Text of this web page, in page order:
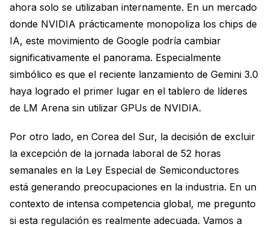
ahora solo se utilizaban internamente. En un mercado
donde NVIDIA prácticamente monopoliza los chips de
IA, este movimiento de Google podría cambiar
significativamente el panorama. Especialmente
simbólico es que el reciente lanzamiento de Gemini 3.0
haya logrado el primer lugar en el tablero de líderes
de LM Arena sin utilizar GPUs de NVIDIA.
Por otro lado, en Corea del Sur, la decisión de excluir
la excepción de la jornada laboral de 52 horas
semanales en la Ley Especial de Semiconductores
está generando preocupaciones en la industria. En un
contexto de intensa competencia global, me pregunto
si esta regulación es realmente adecuada. Vamos a